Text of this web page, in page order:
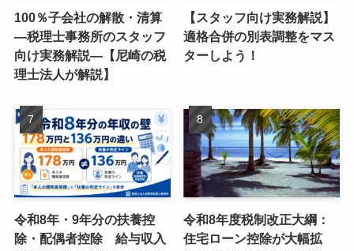
100％子会社の解散・清算
―税理士事務所のスタッフ
向け実務解説―【尼崎の税
理士法人が解説】
【スタッフ向け実務解説】
適格合併の別表調整をマス
ターしよう！
令和8年・9年分の扶養控
除・配偶者控除 給与収入
令和8年度税制改正大綱：
住宅ローン控除が大幅拡